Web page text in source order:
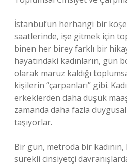
İstanbul’un herhangi bir
saatlerinde, işe gitmek için
binen her birey farklı bir
hayatındaki kadınların, gün
olarak maruz kaldığı
kişilerin “çarpanları” gibi.
erkeklerden daha düşük
zamanda daha fazla
taşıyorlar.
Bir gün, metroda bir
sürekli cinsiyetçi